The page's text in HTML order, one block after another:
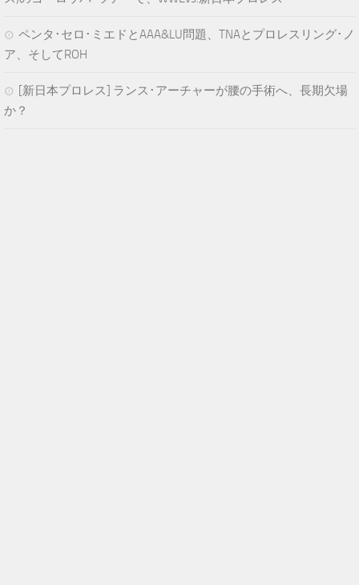
ペンタ･セロ･ミエドとAAA&LU問題、TNAとプロレスリング･ノ
ア、そしてROH
[新日本プロレス] ランス･アーチャーが腰の手術へ、長期欠場
か？